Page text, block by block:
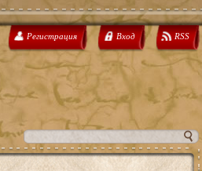
Регистрация Вход RSS